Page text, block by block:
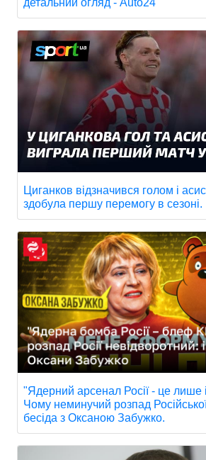
детальний огляд - Auto24
Циганков відзначився голом і
здобула першу перемогу в сезоні.
"Ядерний арсенал Росії - це лише
Чому неминучий розпад
бесіда з Оксаною Забужко.